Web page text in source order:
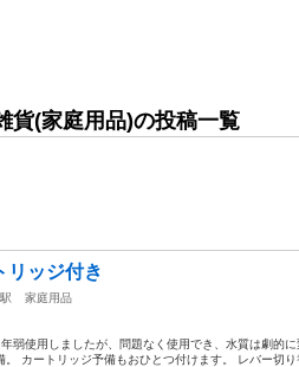
貨(家庭用品)の投稿一覧
リッジ付き
家庭用品
弱使用しましたが、問題なく使用でき、水質は劇的
。 カートリッジ予備もおひとつ付けます。 レバー切り